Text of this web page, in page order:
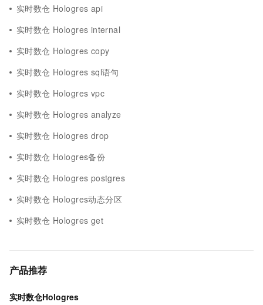
实时数仓 Hologres api
实时数仓 Hologres internal
实时数仓 Hologres copy
实时数仓 Hologres sql语句
实时数仓 Hologres vpc
实时数仓 Hologres analyze
实时数仓 Hologres drop
实时数仓 Hologres备份
实时数仓 Hologres postgres
实时数仓 Hologres动态分区
实时数仓 Hologres get
产品推荐
实时数仓Hologres